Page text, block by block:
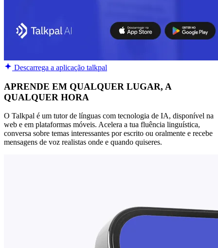
Descarrega a aplicação talkpal
APRENDE EM QUALQUER LUGAR, A
QUALQUER HORA
O Talkpal é um tutor de línguas com tecnologia de IA, disponível na
web e em plataformas móveis. Acelera a tua fluência linguística,
conversa sobre temas interessantes por escrito ou oralmente e recebe
mensagens de voz realistas onde e quando quiseres.